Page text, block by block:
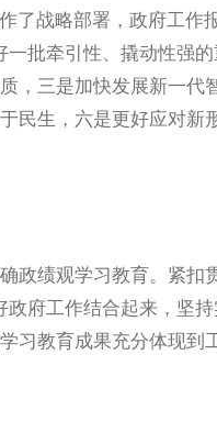
战略部署，政府工作
批牵引性、撬动性强
，三是加快发展新一代
民生，六是更好应对新
绩观学习教育。紧扣贯
府工作结合起来，坚
习教育成果充分体现到